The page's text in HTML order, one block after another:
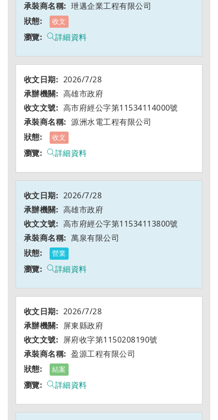
玴邁企業工程有限公司
收文
詳細資料
2026/7/28
高雄市政府
高市府經公字第11534114000號
源洲水電工程有限公司
收文
詳細資料
2026/7/28
高雄市政府
高市府經公字第11534113800號
萬泉有限公司
營業
詳細資料
2026/7/28
屏東縣政府
屏府收字第1150208190號
盈源工程有限公司
結案
詳細資料